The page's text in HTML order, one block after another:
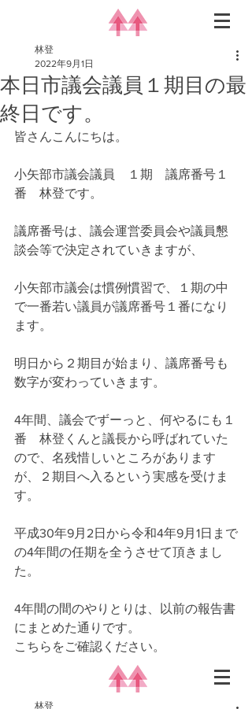
本日市議会議員１期目の最
終日です。
林登
2022年9月1日
皆さんこんにちは。
小矢部市議会議員　１期　議席番号１
番　林登です。
議席番号は、議会運営委員会や議員懇
談会等で決定されていきますが、
小矢部市議会は慣例慣習で、１期の中
で一番若い議員が議席番号１番になり
ます。
明日から２期目が始まり、議席番号も
数字が変わっていきます。
4年間、議会でずーっと、何やるにも１
番　林登くんと議長から呼ばれていた
ので、名残惜しいところがあります
が、２期目へ入るという実感を受けま
す。
平成30年9月2日から令和4年9月1日まで
の4年間の任期を全うさせて頂きまし
た。
4年間の間のやりとりは、以前の報告書
にまとめた通りです。
こちらをご確認ください。